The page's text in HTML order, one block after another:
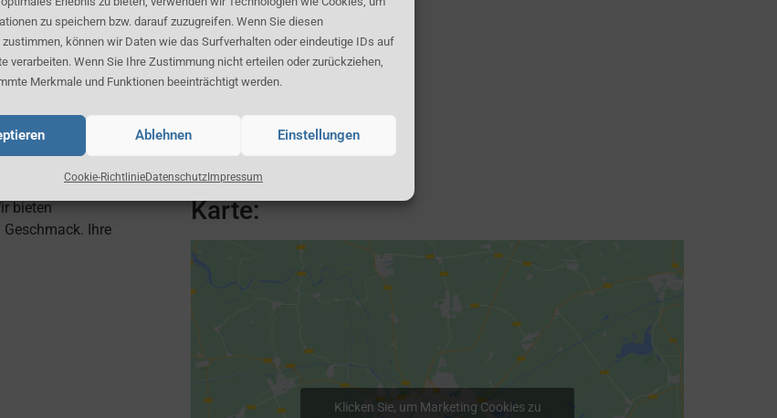
zu speichern bzw. darauf zuzugreifen. Wenn Sie diesen
können wir Daten wie das Surfverhalten oder eindeutige IDs auf
verarbeiten. Wenn Sie Ihre Zustimmung nicht erteilen oder zurückziehen,
Merkmale und Funktionen beeinträchtigt werden.
Ablehnen Einstellungen
Cookie-RichtlinieDatenschutzImpressum
schmackhafter
Jede
abgestimmt:
Gala-Dinner
bieten
Ihre
Herr Bahner
Tel. (030) 792 90 20
Kontaktformular
Karte:
Klicken Sie, um Marketing Cookies zu